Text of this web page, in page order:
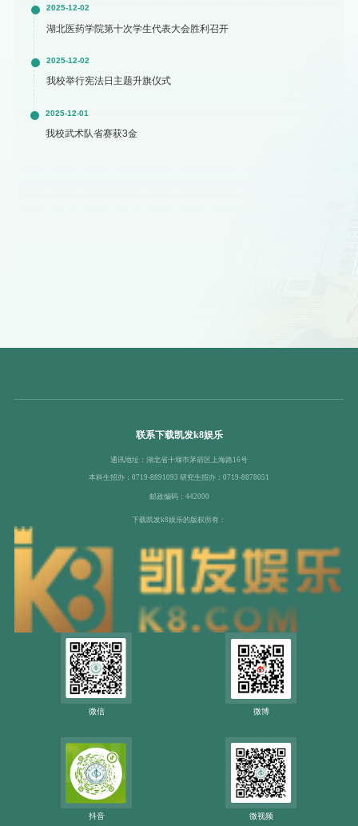
2025-12-02
湖北医药学院第十次学生代表大会胜利召开
2025-12-02
我校举行宪法日主题升旗仪式
2025-12-01
我校武术队省赛获3金
联系下载凯发k8娱乐
通讯地址：湖北省十堰市茅箭区上海路16号
本科生招办：0719-8891093 研究生招办：0719-8878051
邮政编码：442000
下载凯发k8娱乐的版权所有：
微信 微博
抖音 微视频